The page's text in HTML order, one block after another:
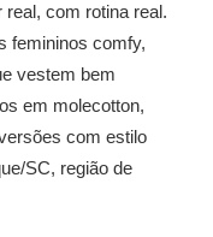
com rotina real.
femininos comfy,
vestem bem
em molecotton,
com estilo
SC, região de